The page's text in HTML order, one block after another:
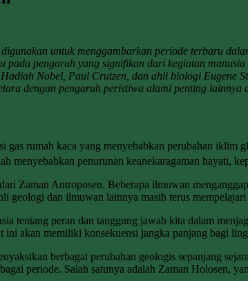
untuk menggambarkan periode terbaru
pada pengaruh yang signifikan dari kegiatan
Nobel, Paul Crutzen, dan ahli biologi Eugene
dengan pengaruh peristiwa alami penting lainnya
rumah kaca yang menyebabkan perubahan iklim
menyebabkan penurunan keanekaragaman hayati,
Zaman Antroposen. Beberapa ilmuwan
geologi dan ilmuwan lainnya masih terus
tentang peran dan tanggung jawab kita dalam
akan memiliki konsekuensi jangka panjang bagi
berbagai perubahan geologis sepanjang
periode. Salah satunya adalah Zaman Holosen,